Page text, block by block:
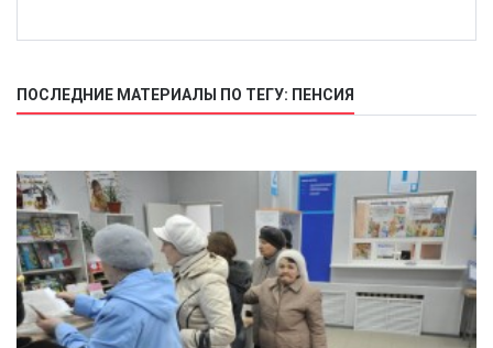
ПОСЛЕДНИЕ МАТЕРИАЛЫ ПО ТЕГУ: ПЕНСИЯ